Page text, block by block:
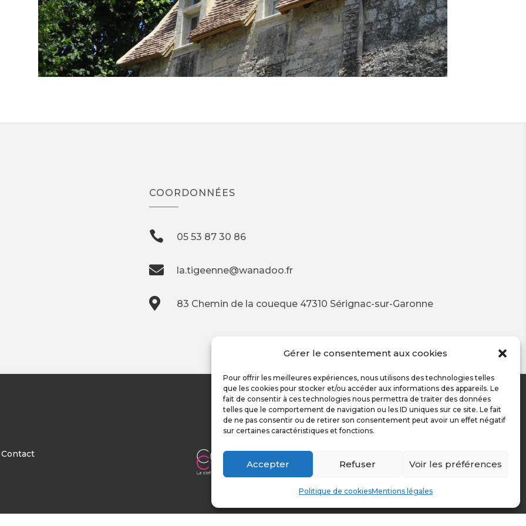
Gérer le consentement aux cookies
Pour offrir les meilleures expériences, nous utilisons des technologies telles
que les cookies pour stocker et/ou accéder aux informations des appareils. Le
fait de consentir à ces technologies nous permettra de traiter des données
telles que le comportement de navigation ou les ID uniques sur ce site. Le fait
de ne pas consentir ou de retirer son consentement peut avoir un effet négatif
sur certaines caractéristiques et fonctions.
Accepter Refuser Voir les préférences
Politique de cookiesMentions légales
COORDONNÉES
 0553 8730 86
 la.tigeenne@wanadoo.fr
 83 Chemin de la coueque 47310 Sérignac-sur-Garonne
Contact
RÉALISATION